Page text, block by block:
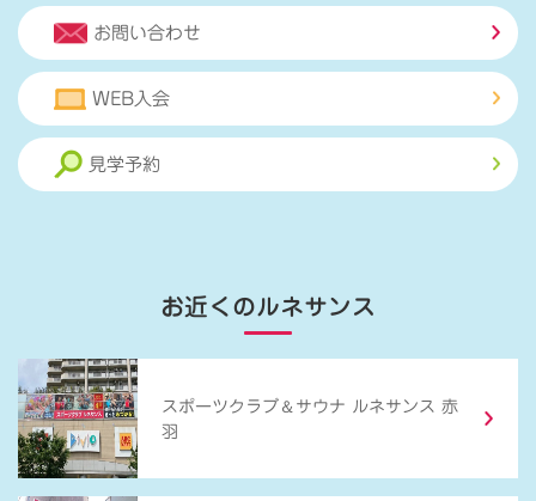
お問い合わせ
WEB入会
見学予約
お近くのルネサンス
スポーツクラブ ＆ サウナ ルネサンス 赤
羽